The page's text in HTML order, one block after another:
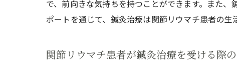
で、前向きな気持ちを持つことができます。また
ポートを通じて、鍼灸治療は関節リウマチ患者の生
関節リウマチ患者が鍼灸治療を受ける際